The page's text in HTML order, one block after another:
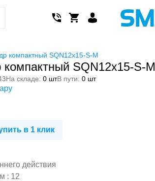
компактный SQN12x15-S-M
SQN12x15-S-M
На складе: 0 штВ пути: 0 шт
в 1 клик
действия
: 12